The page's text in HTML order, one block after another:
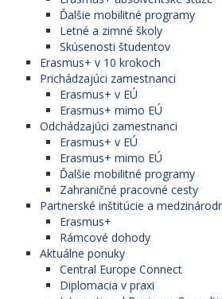
Ďalšie mobilitné programy
Letné a zimné školy
Skúsenosti študentov
Erasmus+ v 10 krokoch
Prichádzajúci zamestnanci
Erasmus+ v EÚ
Erasmus+ mimo EÚ
Odchádzajúci zamestnanci
Erasmus+ v EÚ
Erasmus+ mimo EÚ
Ďalšie mobilitné programy
Zahraničné pracovné cesty
Partnerské inštitúcie a
Erasmus+
Rámcové dohody
Aktuálne ponuky
Central Europe Connect
Diplomacia v praxi